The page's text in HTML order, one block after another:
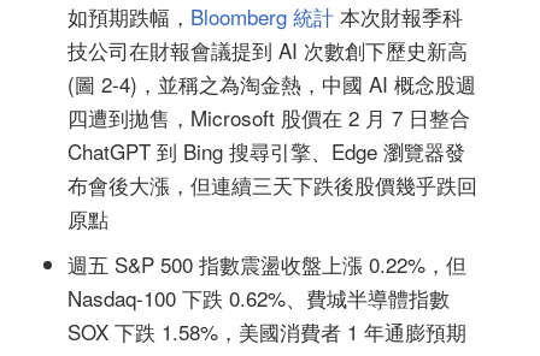
如預期跌幅， Bloomberg 統計 本次財報季科
技公司在財報會議提到 AI 次數創下歷史新高
(圖 2-4)，並稱之為淘金熱，中國 AI 概念股週
四遭到拋售，Microsoft 股價在 2 月 7 日整合
ChatGPT 到 Bing 搜尋引擎、Edge 瀏覽器發
布會後大漲，但連續三天下跌後股價幾乎跌回
原點
週五 S&P 500 指數震盪收盤上漲 0.22%，但
Nasdaq-100 下跌 0.62%、費城半導體指數
SOX 下跌 1.58%，美國消費者 1 年通膨預期